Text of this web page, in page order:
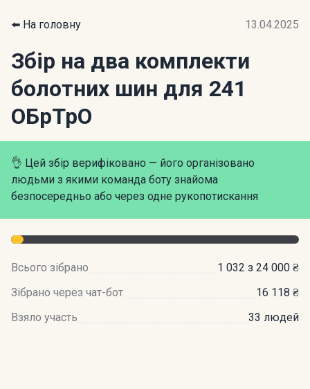
⬅️ На головну 13.04.2025
Збір на два комплекти
болотних шин для 241
ОБрТрО
👌 Цей збір верифіковано — його організовано
людьми з якими команда боту знайома
безпосередньо або через одне рукопотискання
Всього зібрано
1 032 з 24 000 ₴
Зібрано через чат-бот
16 118 ₴
Взяло участь
33 людей